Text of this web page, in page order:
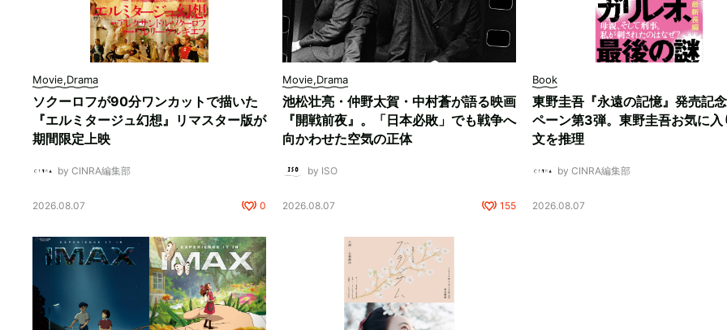
Movie,Drama
ソクーロフが90分ワンカットで描いた
『エルミタージュ幻想』リマスター版が
期間限定上映
by CINRA編集部
2026.08.07 0
Movie,Drama
池松壮亮・仲野太賀・中村蒼が語る映画
『開戦前夜』。「日本必敗」でも戦争へ
向かわせた空気の正体
by ISO
2026.08.07 155
Book
東野圭吾『永遠の記憶』発売記
ペーン第3弾。東野圭吾お気に入
文を推理
by CINRA編集部
2026.08.07